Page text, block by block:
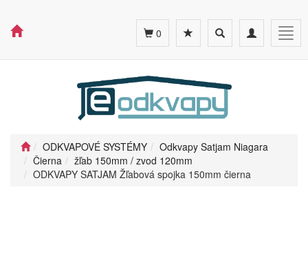
Toggle
navigation
Toggle
search
0
ODKVAPOVÉ SYSTÉMY
Odkvapy Satjam Niagara
Čierna
žľab 150mm / zvod 120mm
ODKVAPY SATJAM Žľabová spojka 150mm čierna